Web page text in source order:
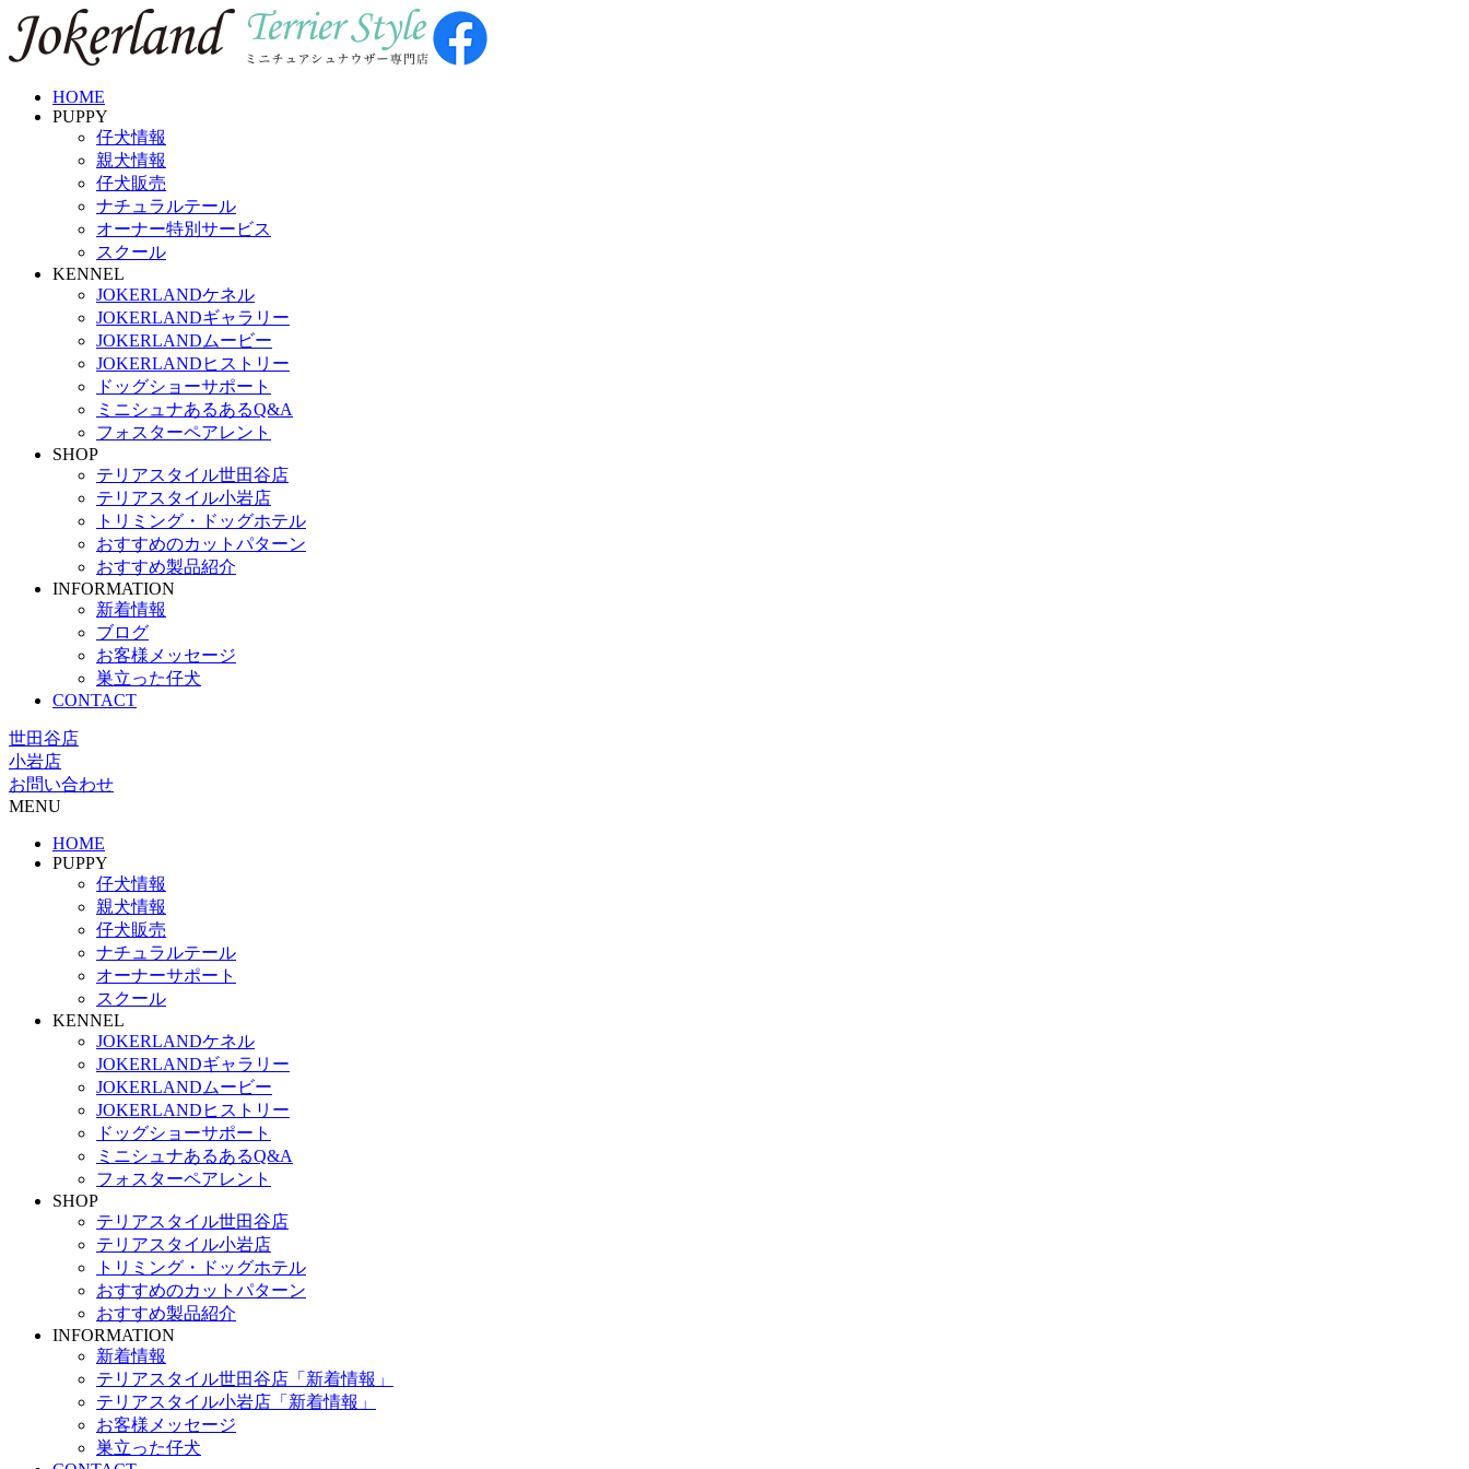
HOME
PUPPY
仔犬情報
親犬情報
仔犬販売
ナチュラルテール
オーナー特別サービス
スクール
KENNEL
JOKERLANDケネル
JOKERLANDギャラリー
JOKERLANDムービー
JOKERLANDヒストリー
ドッグショーサポート
ミニシュナあるあるQ&A
フォスターペアレント
SHOP
テリアスタイル世田谷店
テリアスタイル小岩店
トリミング・ドッグホテル
おすすめのカットパターン
おすすめ製品紹介
INFORMATION
新着情報
ブログ
お客様メッセージ
巣立った仔犬
CONTACT
世田谷店
小岩店
お問い合わせ
MENU
HOME
PUPPY
仔犬情報
親犬情報
仔犬販売
ナチュラルテール
オーナーサポート
スクール
KENNEL
JOKERLANDケネル
JOKERLANDギャラリー
JOKERLANDムービー
JOKERLANDヒストリー
ドッグショーサポート
ミニシュナあるあるQ&A
フォスターペアレント
SHOP
テリアスタイル世田谷店
テリアスタイル小岩店
トリミング・ドッグホテル
おすすめのカットパターン
おすすめ製品紹介
INFORMATION
新着情報
テリアスタイル世田谷店「新着情報」
テリアスタイル小岩店「新着情報」
お客様メッセージ
巣立った仔犬